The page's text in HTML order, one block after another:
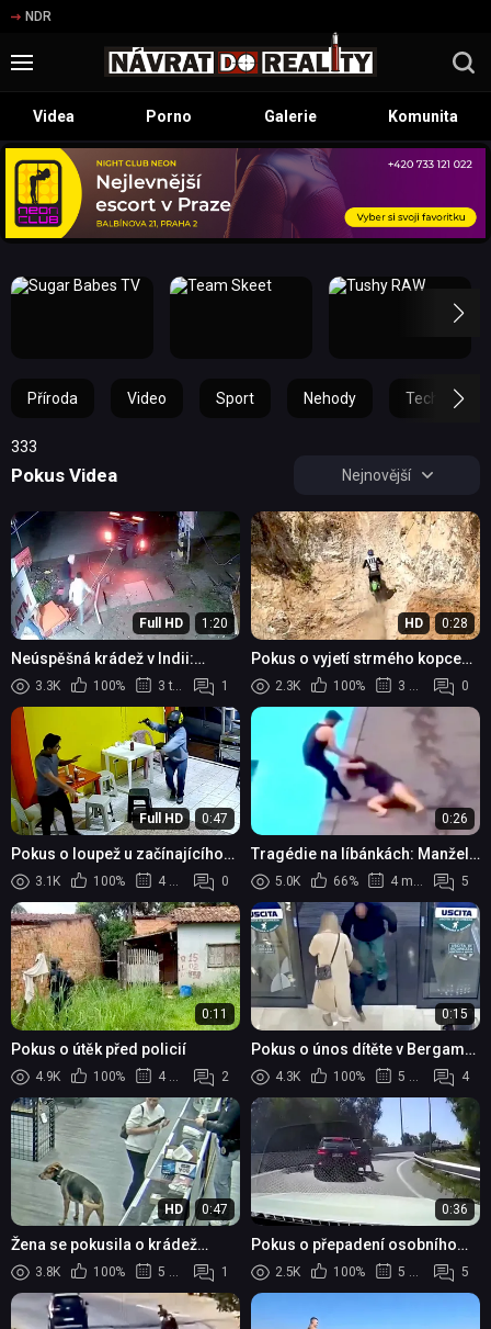
NDR
Videa Porno Galerie Komunita
Příroda Video Sport Nehody Technika
333
Pokus Videa Nejnovější
Full HD 1:20
Neúspěšná krádež v Indii:
Zloději vytrhli celý bankomat,
ale nedokázali ho odnést
3.3K 100% 3 týdny 1
HD 0:28
Pokus o vyjetí strmého kopce
na krosce
2.3K 100% 3 měsíce 0
Full HD 0:47
Pokus o loupež u začínajícího
podnikatele v Santo Domingo
de los Tsáchilas
3.1K 100% 4 měsíce 0
0:26
Tragédie na líbánkách: Manžel
se pokusil utopit svou
novomanželku v hotelovém
bazénu
5.0K 66% 4 měsíce 5
0:11
Pokus o útěk před policií
4.9K 100% 4 měsíce 2
0:15
Pokus o únos dítěte v Bergamu
skončil vážným zraněním a
zatčením útočníka
4.3K 100% 5 měsíců 4
HD 0:47
Žena se pokusila o krádež
střelné zbraně
3.8K 100% 5 měsíců 1
0:36
Pokus o přepadení osobního
automobilu
2.5K 100% 5 měsíců 5